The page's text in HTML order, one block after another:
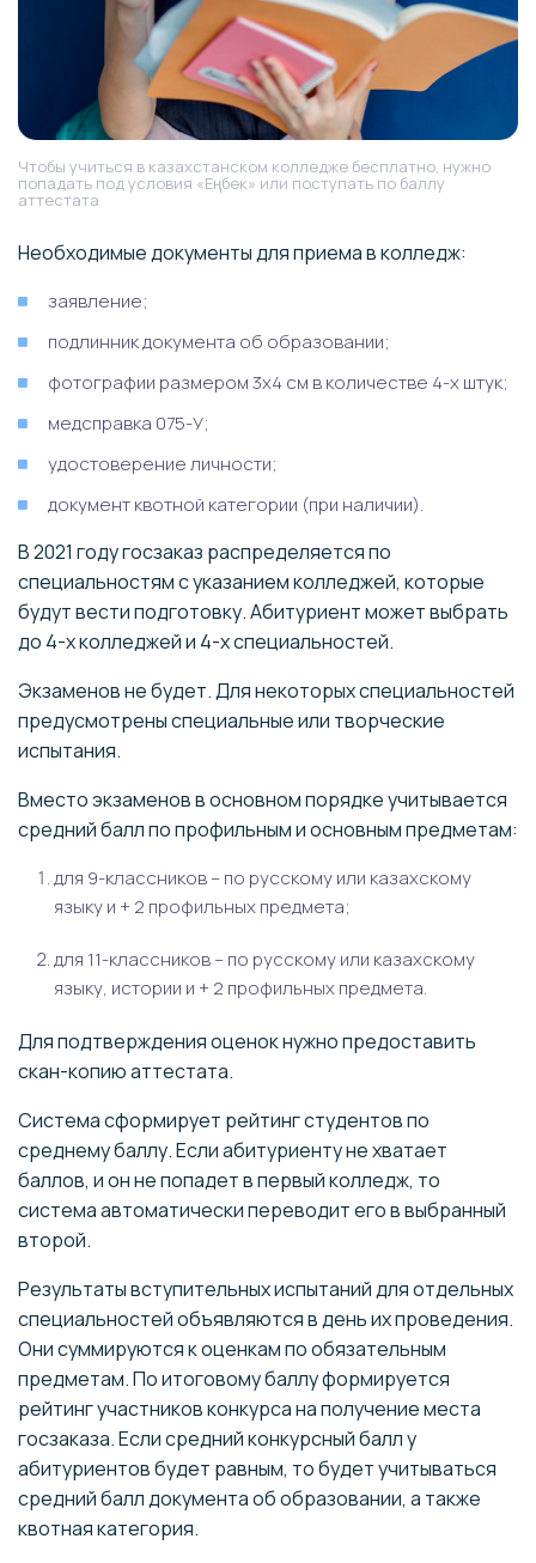
Чтобы учиться в казахстанском колледже бесплатно, нужно
попадать под условия «Еңбек» или поступать по баллу
аттестата
Необходимые документы для приема в колледж:
заявление;
подлинник документа об образовании;
фотографии размером 3х4 см в количестве 4-х штук;
медсправка 075-У;
удостоверение личности;
документ квотной категории (при наличии).
В 2021 году госзаказ распределяется по
специальностям с указанием колледжей, которые
будут вести подготовку. Абитуриент может выбрать
до 4-х колледжей и 4-х специальностей.
Экзаменов не будет. Для некоторых специальностей
предусмотрены специальные или творческие
испытания.
Вместо экзаменов в основном порядке учитывается
средний балл по профильным и основным предметам:
для 9-классников – по русскому или казахскому
языку и + 2 профильных предмета;
для 11-классников – по русскому или казахскому
языку, истории и + 2 профильных предмета.
Для подтверждения оценок нужно предоставить
скан-копию аттестата.
Система сформирует рейтинг студентов по
среднему баллу. Если абитуриенту не хватает
баллов, и он не попадет в первый колледж, то
система автоматически переводит его в выбранный
второй.
Результаты вступительных испытаний для отдельных
специальностей объявляются в день их проведения.
Они суммируются к оценкам по обязательным
предметам. По итоговому баллу формируется
рейтинг участников конкурса на получение места
госзаказа. Если средний конкурсный балл у
абитуриентов будет равным, то будет учитываться
средний балл документа об образовании, а также
квотная категория.